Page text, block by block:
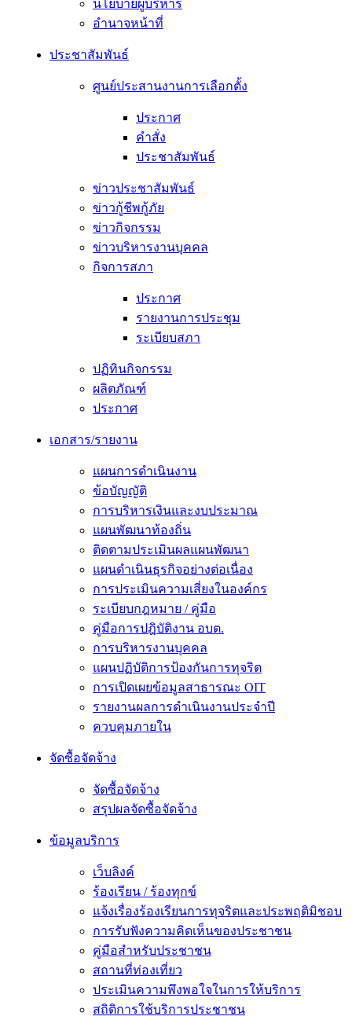
นโยบายผู้บริหาร
อํานาจหน้าที่
ประชาสัมพันธ์
ศูนย์ประสานงานการเลือกตั้ง
ประกาศ
คำสั่ง
ประชาสัมพันธ์
ข่าวประชาสัมพันธ์
ข่าวกู้ชีพกู้ภัย
ข่าวกิจกรรม
ข่าวบริหารงานบุคคล
กิจการสภา
ประกาศ
รายงานการประชุม
ระเบียบสภา
ปฏิทินกิจกรรม
ผลิตภัณฑ์
ประกาศ
เอกสาร/รายงาน
แผนการดำเนินงาน
ข้อบัญญัติ
การบริหารเงินและงบประมาณ
แผนพัฒนาท้องถิ่น
ติดตามประเมินผลแผนพัฒนา
แผนดำเนินธุรกิจอย่างต่อเนื่อง
การประเมินความเสี่ยงในองค์กร
ระเบียบกฎหมาย / คู่มือ
คู่มือการปฎิบัติงาน อบต.
การบริหารงานบุคคล
แผนปฏิบัติการป้องกันการทุจริต
การเปิดเผยข้อมูลสาธารณะ OIT
รายงานผลการดำเนินงานประจำปี
ควบคุมภายใน
จัดซื้อจัดจ้าง
จัดซื้อจัดจ้าง
สรุปผลจัดซื้อจัดจ้าง
ข้อมูลบริการ
เว็บลิงค์
ร้องเรียน / ร้องทุกข์
แจ้งเรื่องร้องเรียนการทุจริตและประพฤติมิชอบ
การรับฟังความคิดเห็นของประชาชน
คู่มือสำหรับประชาชน
สถานที่ท่องเที่ยว
ประเมินความพึงพอใจในการให้บริการ
สถิติการใช้บริการประชาชน